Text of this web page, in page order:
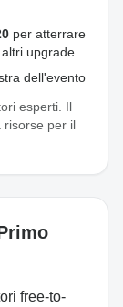
per atterrare
upgrade
dell'evento
esperti. Il
risorse per il
free-to-